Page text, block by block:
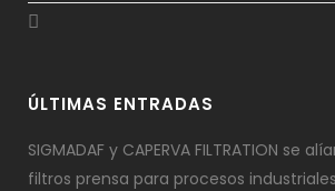
ÚLTIMAS ENTRADAS
SIGMADAF y CAPERVA FILTRATION se
filtros prensa para procesos